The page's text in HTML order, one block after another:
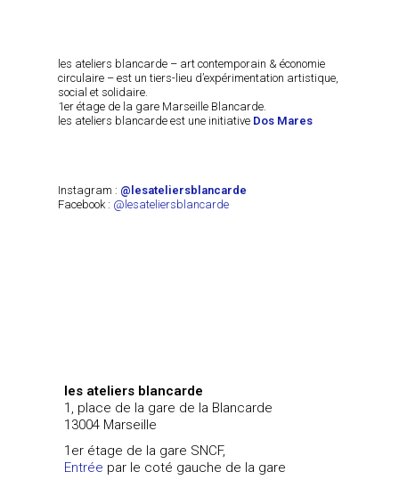
les ateliers blancarde – art contemporain & économie
circulaire – est un tiers-lieu d’expérimentation artistique,
social et solidaire.
1er étage de la gare Marseille Blancarde.
les ateliers blancarde est une initiative Dos Mares
Instagram : @lesateliersblancarde
Facebook : @lesateliersblancarde
les ateliers blancarde
1, place de la gare de la Blancarde
13004 Marseille
1er étage de la gare SNCF,
Entrée par le coté gauche de la gare